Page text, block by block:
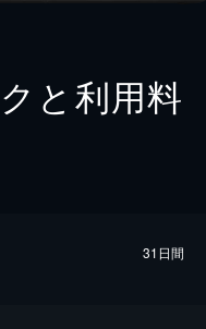
と利用料
31日間